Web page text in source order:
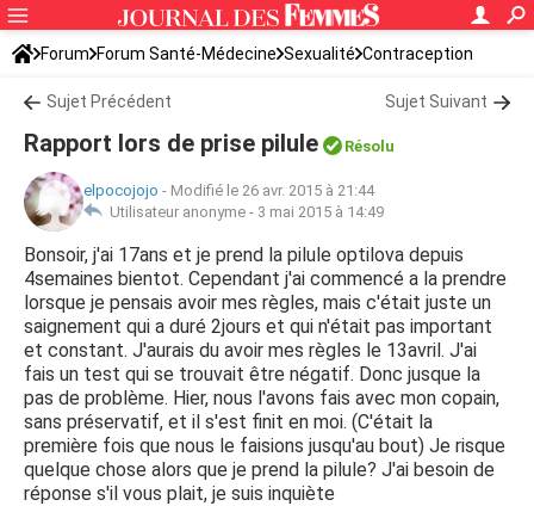
Forum Forum Santé-Médecine Sexualité Contraception
Sujet Précédent Sujet Suivant
Rapport lors de prise pilule Résolu
elpocojojo - Modifié le 26 avr. 2015 à 21:44
Utilisateur anonyme - 3 mai 2015 à 14:49
Bonsoir, j'ai 17ans et je prend la pilule optilova depuis
4semaines bientot. Cependant j'ai commencé a la prendre
lorsque je pensais avoir mes règles, mais c'était juste un
saignement qui a duré 2jours et qui n'était pas important
et constant. J'aurais du avoir mes règles le 13avril. J'ai
fais un test qui se trouvait être négatif. Donc jusque la
pas de problème. Hier, nous l'avons fais avec mon copain,
sans préservatif, et il s'est finit en moi. (C'était la
première fois que nous le faisions jusqu'au bout) Je risque
quelque chose alors que je prend la pilule? J'ai besoin de
réponse s'il vous plait, je suis inquiète